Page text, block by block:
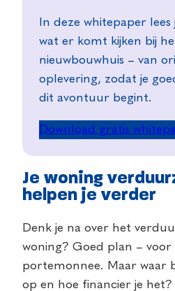
In deze whitepaper
wat er komt kijken bij
nieuwbouwhuis – van
oplevering, zodat je
dit avontuur begint.
Download gratis
Je woning
helpen je verder
Denk je na over het
woning? Goed plan – voor
portemonnee. Maar waar
op en hoe financier je